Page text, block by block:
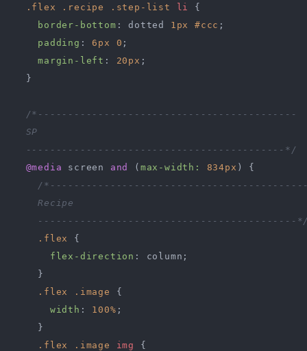
.flex
.recipe .step-list li
{
border-bottom : dotted 1px #ccc ;
padding : 6px 0 ;
margin-left : 20px ;
  }
/*-------------------------------------------
  SP
  -------------------------------------------*/
@media screen and ( max-width: 834px ) {
/
    Recipe
-------------------------------------------
.flex
{
flex-direction : column;
    }
.flex
.image
{
width : 100% ;
    }
.flex
.image img
{